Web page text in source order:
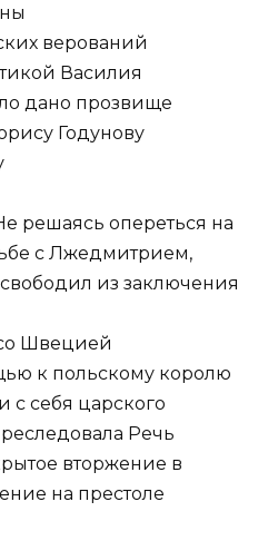
верований
Василия
дано прозвище
Годунову
решаясь опереться на
с Лжедмитрием,
из заключения
Швецией
к польскому королю
с себя царского
Речь
вторжение в
на престоле